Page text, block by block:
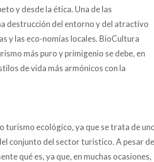
y desde la ética. Una de las
destrucción del entorno y del atractivo
y las eco-nomías locales. BioCultura
más puro y primigenio se debe, en
de vida más armónicos con la
turismo ecológico, ya que se trata de
conjunto del sector turístico. A pesar de
qué es, ya que, en muchas ocasiones,